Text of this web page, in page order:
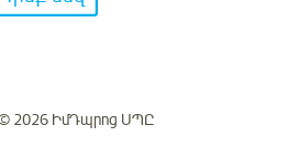
2026 ԻմԴպրոց ՍՊԸ